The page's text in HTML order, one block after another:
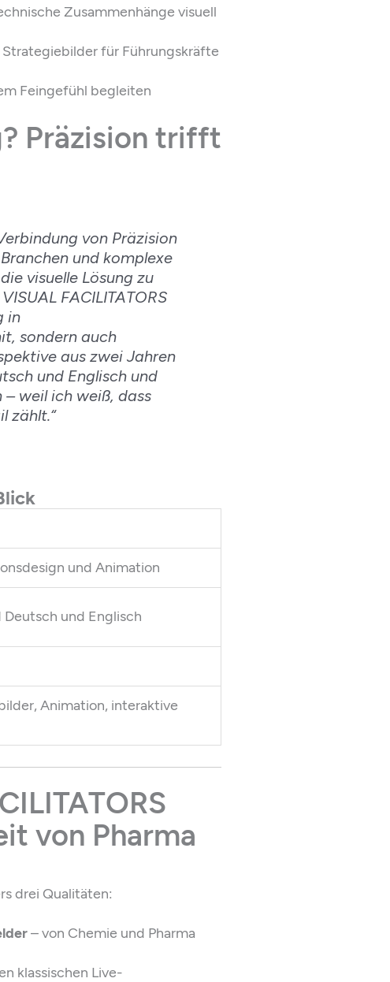
Zusammenhänge visuell
Strategiebilder für Führungskräfte
Feingefühl begleiten
Präzision trifft
von Präzision
und komplexe
visuelle Lösung zu
FACILITATORS
in
sondern auch
aus zwei Jahren
und Englisch und
weil ich weiß, dass
zählt.“
und Animation
und Englisch
Animation, interaktive
von Pharma
drei Qualitäten:
– von Chemie und Pharma
klassischen Live-